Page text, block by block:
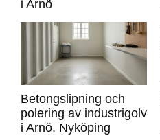
i Arnö
Betongslipning och
polering av industrigolv
i Arnö, Nyköping